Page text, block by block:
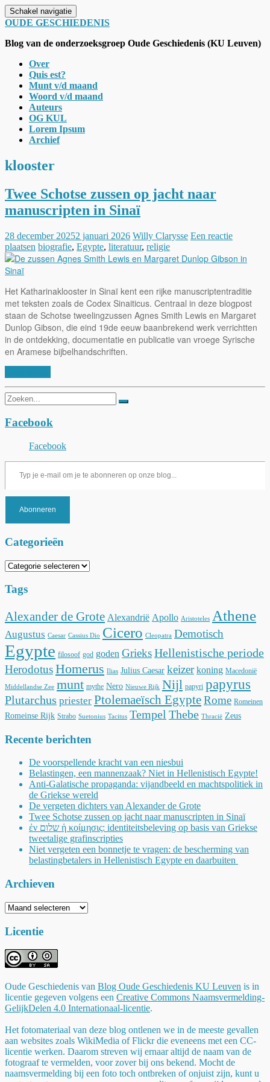
Schakel navigatie
OUDE GESCHIEDENIS
Blog van de onderzoeksgroep Oude Geschiedenis (KU Leuven)
Over
Quis est?
Munt v/d maand
Woord v/d maand
Auteurs
OG KUL
Lorem Ipsum
Archief
klooster
Twee Schotse zussen op jacht naar
manuscripten in Sinaï
28 december 20252 januari 2026 Willy Clarysse Een reactie
plaatsen biografie, Egypte, literatuur, religie
Het Katharinaklooster in Sinaï kent een rijke manuscriptentraditie
met teksten zoals de Codex Sinaiticus. Centraal in deze blogpost
staan de Schotse tweelingzussen Agnes Smith Lewis en Margaret
Dunlop Gibson, die eind 19de eeuw baanbrekend werk verrichtten
in de ontdekking, documentatie en publicatie van vroege Syrische
en Aramese bijbelhandschriften.
Zoeken
naar:
Facebook
Facebook
Typ je e-mail om je te abonneren op onze blog...
Abonneren
Categorieën
Categorieën
Tags
Alexander de Grote Alexandrië Apollo Aristoteles Athene
Augustus Caesar Cassius Dio Cicero Cleopatra Demotisch
Egypte filosoof god goden GrieksHellenistische periode
HerodotusHomerus Ilias Julius Caesar keizer koning Macedonië
Middellandse Zee munt mythe Nero Nieuwe Rijk Nijl papyri papyrus
Plutarchus priester Ptolemaeïsch EgypteRome Romeinen
Romeinse Rijk Strabo Suetonius Tacitus Tempel Thebe Thracië Zeus
Recente berichten
De voorspellende kracht van een niesbui
Belastingen, een mannenzaak? Niet in Hellenistisch Egypte!
Anti-Galatische propaganda: vijandbeeld en machtspolitiek in
de Griekse wereld
De vergeten dichters van Alexander de Grote
Twee Schotse zussen op jacht naar manuscripten in Sinaï
ἐν שלום ἡ κοίμησις: identiteitsbeleving op basis van Griekse
tweetalige grafinscripties
Niet vergeten een bonnetje te vragen: de bescherming van
belastingbetalers in Hellenistisch Egypte en daarbuiten
Archieven
Archieven
Licentie
Oude Geschiedenis van Blog Oude Geschiedenis KU Leuven is in
licentie gegeven volgens een Creative Commons Naamsvermelding-
GelijkDelen 4.0 Internationaal-licentie.
Het fotomateriaal van deze blog ontlenen we in de meeste gevallen
aan websites zoals WikiMedia of Flickr die eveneens met een CC-
licentie werken. Daarom streven wij ernaar altijd de naam van de
fotograaf te vermelden, voor zover bij ons bekend. Mocht de
naamsvermelding bij een foto toch ontbreken of onjuist zijn, kunt u